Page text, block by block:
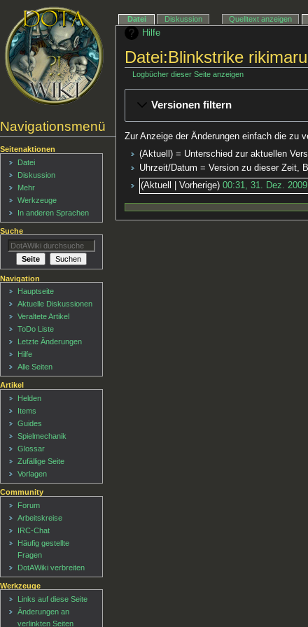
Hilfe
Datei:Blinkstrike
Logbücher dieser Seite anzeigen
Versionen filtern
Zur Anzeige der Änderungen einfach die zu
(Aktuell) = Unterschied zur aktuellen
Uhrzeit/Datum = Version zu dieser Zeit,
Aktuell
Vorherige 00:31, 31. Dez. 2009‎
Navigationsmenü
Datei Diskussion Quelltext anzeigen
Seitenaktionen
Datei
Diskussion
Mehr
Werkzeuge
In anderen Sprachen
Suche
Navigation
Hauptseite
Aktuelle Diskussionen
Veraltete Artikel
ToDo Liste
Letzte Änderungen
Hilfe
Alle Seiten
Artikel
Helden
Items
Guides
Spielmechanik
Glossar
Zufällige Seite
Vorlagen
Community
Forum
Arbeitskreise
IRC-Chat
Häufig gestellte
Fragen
DotAWiki verbreiten
Werkzeuge
Links auf diese Seite
Änderungen an
verlinkten Seiten